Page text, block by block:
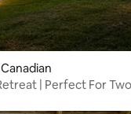
| Perfect For